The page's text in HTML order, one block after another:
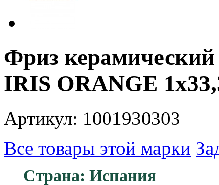
Фриз
IRIS ORANGE
Артикул: 1001930303
Все товары этой марки
Страна: Испания